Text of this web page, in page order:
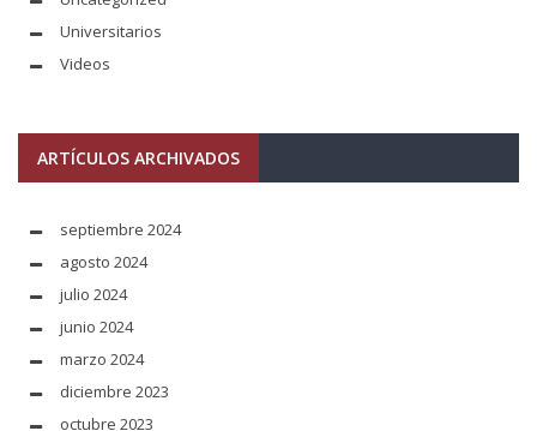
Universitarios
Videos
ARTÍCULOS ARCHIVADOS
septiembre 2024
agosto 2024
julio 2024
junio 2024
marzo 2024
diciembre 2023
octubre 2023